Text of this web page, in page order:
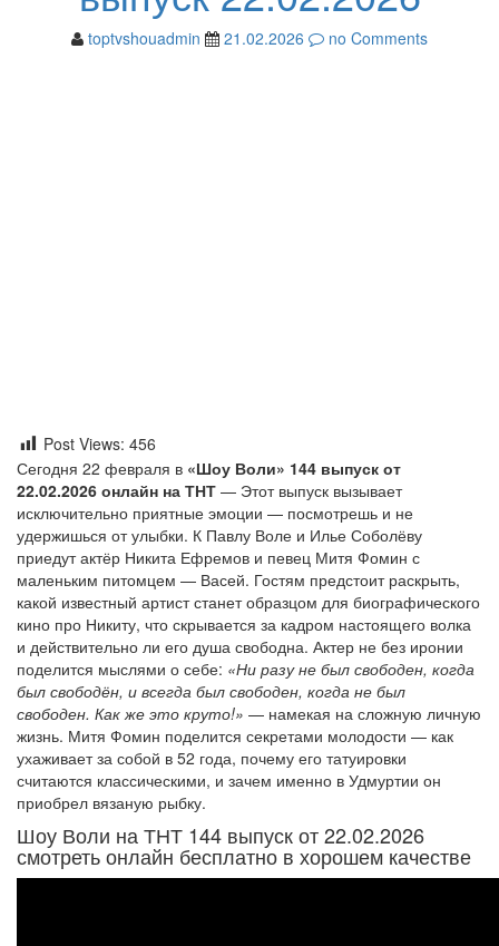
toptvshouadmin 21.02.2026 no Comments
Post Views: 456
Сегодня 22 февраля в «Шоу Воли» 144 выпуск от
22.02.2026 онлайн на ТНТ — Этот выпуск вызывает
исключительно приятные эмоции — посмотрешь и не
удержишься от улыбки. К Павлу Воле и Илье Соболёву
приедут актёр Никита Ефремов и певец Митя Фомин с
маленьким питомцем — Васей. Гостям предстоит раскрыть,
какой известный артист станет образцом для биографического
кино про Никиту, что скрывается за кадром настоящего волка
и действительно ли его душа свободна. Актер не без иронии
поделится мыслями о себе: «Ни разу не был свободен, когда
был свободён, и всегда был свободен, когда не был
свободен. Как же это круто!» — намекая на сложную личную
жизнь. Митя Фомин поделится секретами молодости — как
ухаживает за собой в 52 года, почему его татуировки
считаются классическими, и зачем именно в Удмуртии он
приобрел вязаную рыбку.
Шоу Воли на ТНТ 144 выпуск от 22.02.2026
смотреть онлайн бесплатно в хорошем качестве